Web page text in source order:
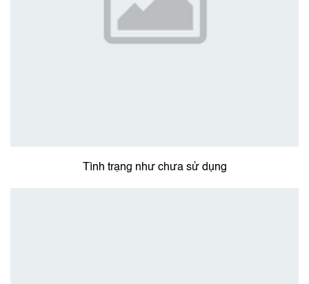
Tình trạng như chưa sử dụng